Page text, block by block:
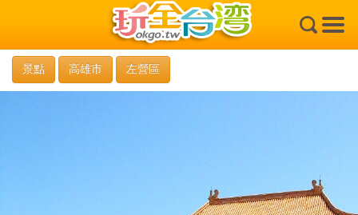
×
景點 高雄市 左營區